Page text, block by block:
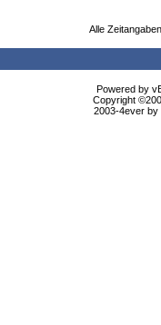
Alle
Powered by
Copyright
2003-4ever by